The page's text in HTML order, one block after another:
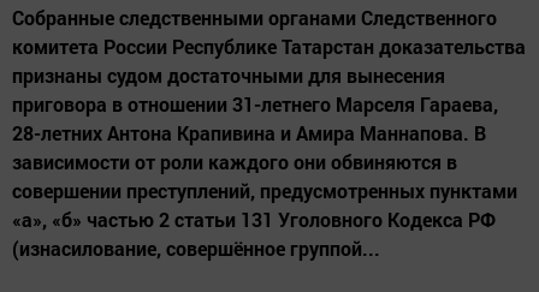
Собранные следственными органами Следственного
комитета России Республике Татарстан доказательства
признаны судом достаточными для вынесения
приговора в отношении 31-летнего Марселя Гараева,
28-летних Антона Крапивина и Амира Маннапова. В
зависимости от роли каждого они обвиняются в
совершении преступлений, предусмотренных пунктами
«а», «б» частью 2 статьи 131 Уголовного Кодекса РФ
(изнасилование, совершённое группой...